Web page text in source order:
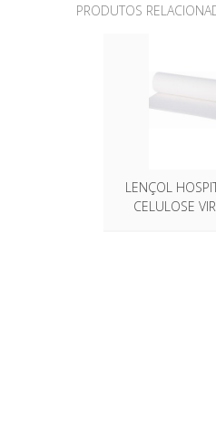
PRODUTOS
LENÇOL
CELULOSE